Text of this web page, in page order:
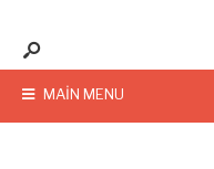
MAIN MENU